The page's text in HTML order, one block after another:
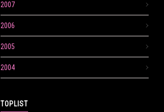
2007
2006
2005
2004
TOPLIST